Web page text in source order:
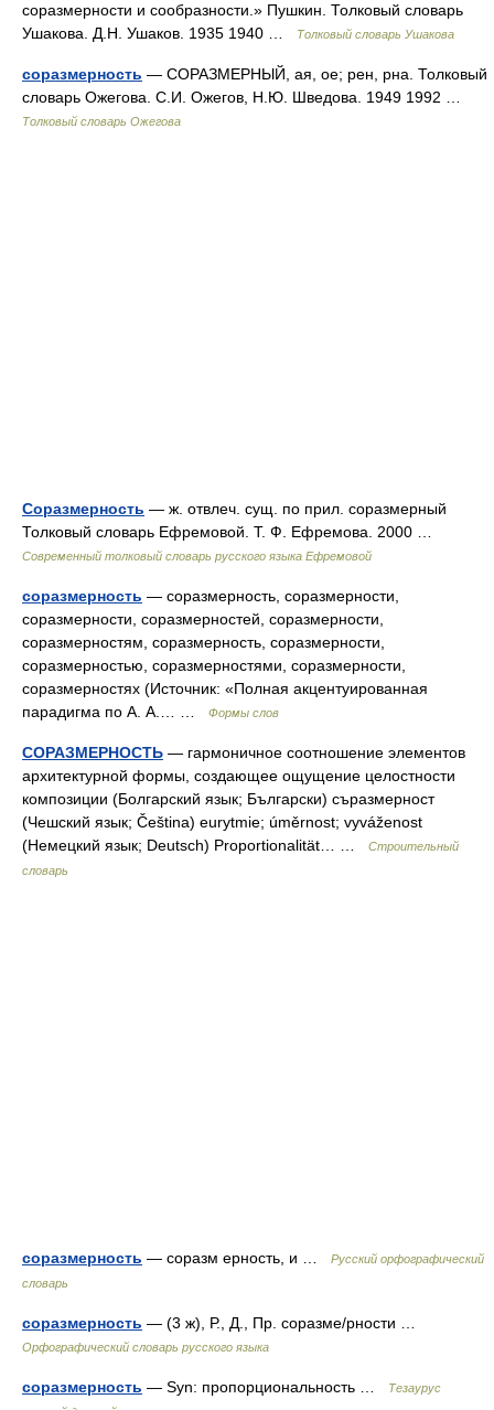
соразмерности и сообразности.» Пушкин. Толковый словарь
Ушакова. Д.Н. Ушаков. 1935 1940 …
Толковый словарь Ушакова
соразмерность — СОРАЗМЕРНЫЙ, ая, ое; рен, рна. Толковый
словарь Ожегова. С.И. Ожегов, Н.Ю. Шведова. 1949 1992 …
Толковый словарь Ожегова
Соразмерность — ж. отвлеч. сущ. по прил. соразмерный
Толковый словарь Ефремовой. Т. Ф. Ефремова. 2000 …
Современный толковый словарь русского языка Ефремовой
соразмерность — соразмерность, соразмерности,
соразмерности, соразмерностей, соразмерности,
соразмерностям, соразмерность, соразмерности,
соразмерностью, соразмерностями, соразмерности,
соразмерностях (Источник: «Полная акцентуированная
парадигма по А. А.… …
Формы слов
СОРАЗМЕРНОСТЬ — гармоничное соотношение элементов
архитектурной формы, создающее ощущение целостности
композиции (Болгарский язык; Български) съразмерност
(Чешский язык; Čeština) eurytmie; úměrnost; vyváženost
(Немецкий язык; Deutsch) Proportionalität… …
Строительный
словарь
соразмерность — соразм ерность, и …
Русский орфографический
словарь
соразмерность — (3 ж), Р., Д., Пр. соразме/рности …
Орфографический словарь русского языка
соразмерность — Syn: пропорциональность …
Тезаурус